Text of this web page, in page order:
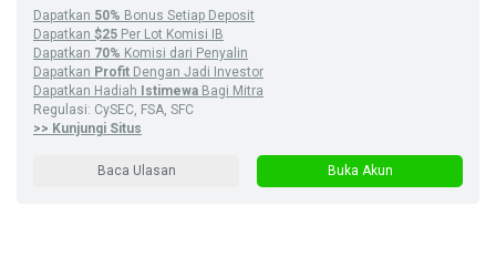
Dapatkan 50% Bonus Setiap Deposit
Dapatkan $25 Per Lot Komisi IB
Dapatkan 70% Komisi dari Penyalin
Dapatkan Profit Dengan Jadi Investor
Dapatkan Hadiah
Istimewa Bagi Mitra
Regulasi: CySEC, FSA, SFC
>> Kunjungi Situs
Baca Ulasan Buka Akun